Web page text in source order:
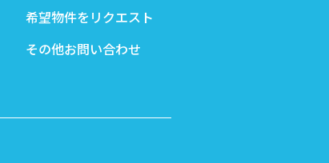
希望物件をリクエスト
その他お問い合わせ